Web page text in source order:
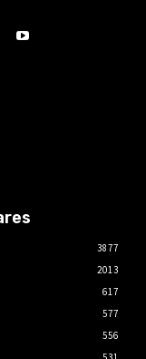
3877
2013
617
577
556